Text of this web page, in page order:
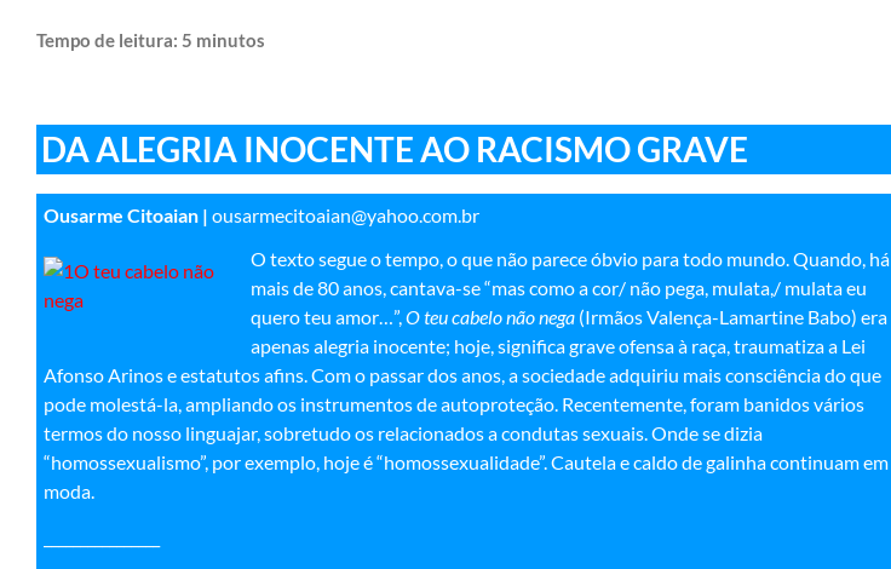
Tempo de leitura: 5 minutos
DA ALEGRIA INOCENTE AO RACISMO GRAVE
Ousarme Citoaian | ousarmecitoaian@yahoo.com.br
O texto segue o tempo, o que não parece óbvio para todo mundo. Quando, há
mais de 80 anos, cantava-se “mas como a cor/ não pega, mulata,/ mulata eu
quero teu amor…”,O teu cabelo não nega (Irmãos Valença-Lamartine Babo) era
apenas alegria inocente; hoje, significa grave ofensa à raça, traumatiza a Lei
Afonso Arinos e estatutos afins. Com o passar dos anos, a sociedade adquiriu mais consciência do que
pode molestá-la, ampliando os instrumentos de autoproteção. Recentemente, foram banidos vários
termos do nosso linguajar, sobretudo os relacionados a condutas sexuais. Onde se dizia
“homossexualismo”, por exemplo, hoje é “homossexualidade”. Cautela e caldo de galinha continuam em
moda.